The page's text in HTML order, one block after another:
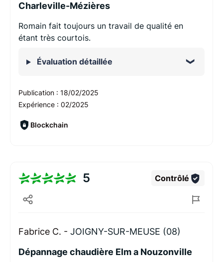
Charleville-Mézières
Romain fait toujours un travail de qualité en
étant très courtois.
Évaluation détaillée
Publication : 18/02/2025
Expérience : 02/2025
Blockchain
5 Contrôlé
Fabrice C. - JOIGNY-SUR-MEUSE (08)
Dépannage chaudière Elm a Nouzonville